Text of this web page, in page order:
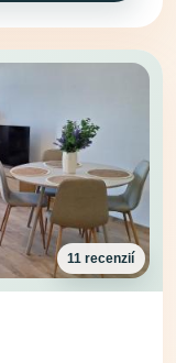
11 recenzií